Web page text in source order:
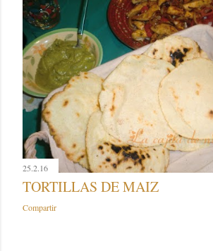
25.2.16
TORTILLAS DE MAIZ
Compartir